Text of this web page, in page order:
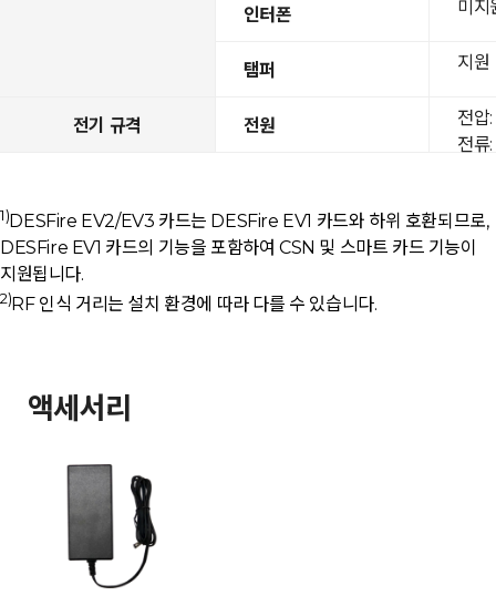
인터폰
탬퍼
전기 규격 전원
미지
지원
전압
전류
1)DESFire EV2/EV3 카드는 DESFire EV1 카드와 하위 호환되므로,
DESFire EV1 카드의 기능을 포함하여 CSN 및 스마트 카드 기능이
지원됩니다.
2)RF 인식 거리는 설치 환경에 따라 다를 수 있습니다.
액세서리